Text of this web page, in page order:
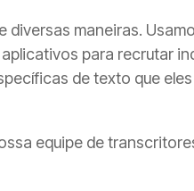
diversas maneiras.
para recrutar
de texto que
equipe de